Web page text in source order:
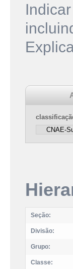
Seção:
Divisão:
Grupo:
Classe: